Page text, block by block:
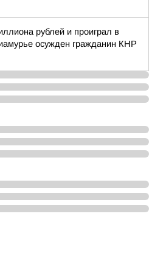
рублей и проиграл в
осужден гражданин КНР